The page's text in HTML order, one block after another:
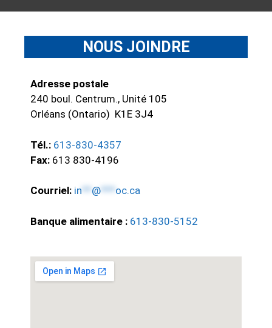
NOUS JOINDRE
Adresse postale
240 boul. Centrum., Unité 105
Orléans (Ontario) K1E 3J4
Tél.: 613-830-4357
Fax: 613 830-4196
Courriel: in** @*** oc.ca
Banque alimentaire : 613-830-5152